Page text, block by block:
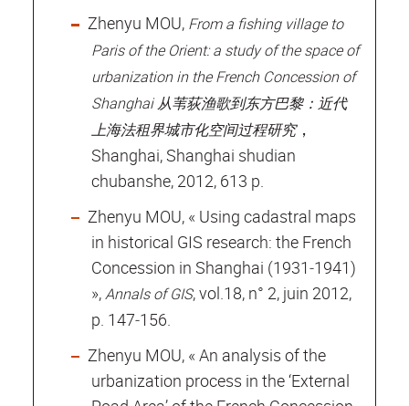
Zhenyu MOU, From a fishing village to
Paris of the Orient: a study of the space of
urbanization in the French Concession of
Shanghai 从苇荻渔歌到东方巴黎：近代
上海法租界城市化空间过程研究，
Shanghai, Shanghai shudian
chubanshe, 2012, 613 p.
Zhenyu MOU, « Using cadastral maps
in historical GIS research: the French
Concession in Shanghai (1931‐1941)
»,Annals of GIS, vol.18, n° 2, juin 2012,
p. 147‐156.
Zhenyu MOU, « An analysis of the
urbanization process in the ‘External